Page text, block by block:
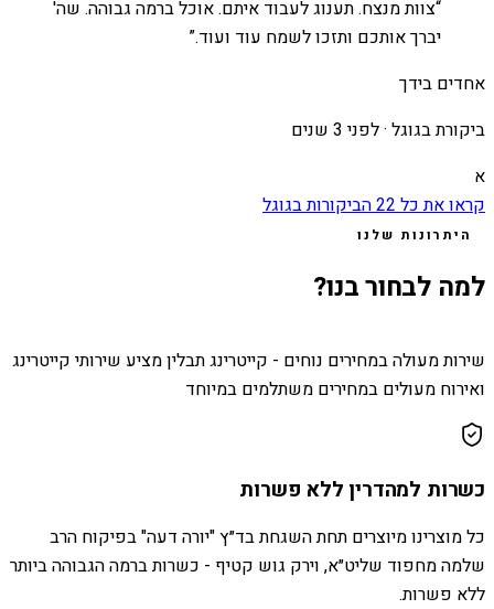
“צוות מנצח. תענוג לעבוד איתם. אוכל ברמה גבוהה. שה'
יברך אותכם ותזכו לשמח עוד ועוד.”
אחדים בידך
ביקורת בגוגל ·לפני 3 שנים
א
קראו את כל22הביקורות בגוגל
היתרונות שלנו
למה לבחור בנו?
שירות מעולה במחירים נוחים - קייטרינג תבלין מציע שירותי קייטרינג
ואירוח מעולים במחירים משתלמים במיוחד
כשרות למהדרין ללא פשרות
כל מוצרינו מיוצרים תחת השגחת בד״ץ "יורה דעה" בפיקוח הרב
שלמה מחפוד שליט״א, וירק גוש קטיף - כשרות ברמה הגבוהה ביותר
ללא פשרות.